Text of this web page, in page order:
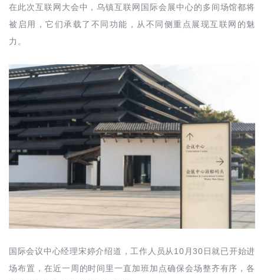
在此次互联网大会中，乌镇互联网国际会展中心的多间场馆都将
被启用，它们承载了不同功能，从不同侧重点展现互联网的魅
力。
国际会议中心经理宋婷介绍道，工作人员从 10 月30 日就已开始进
场布置，在近一周的时间里一直加班加点确保会场整齐有序，各